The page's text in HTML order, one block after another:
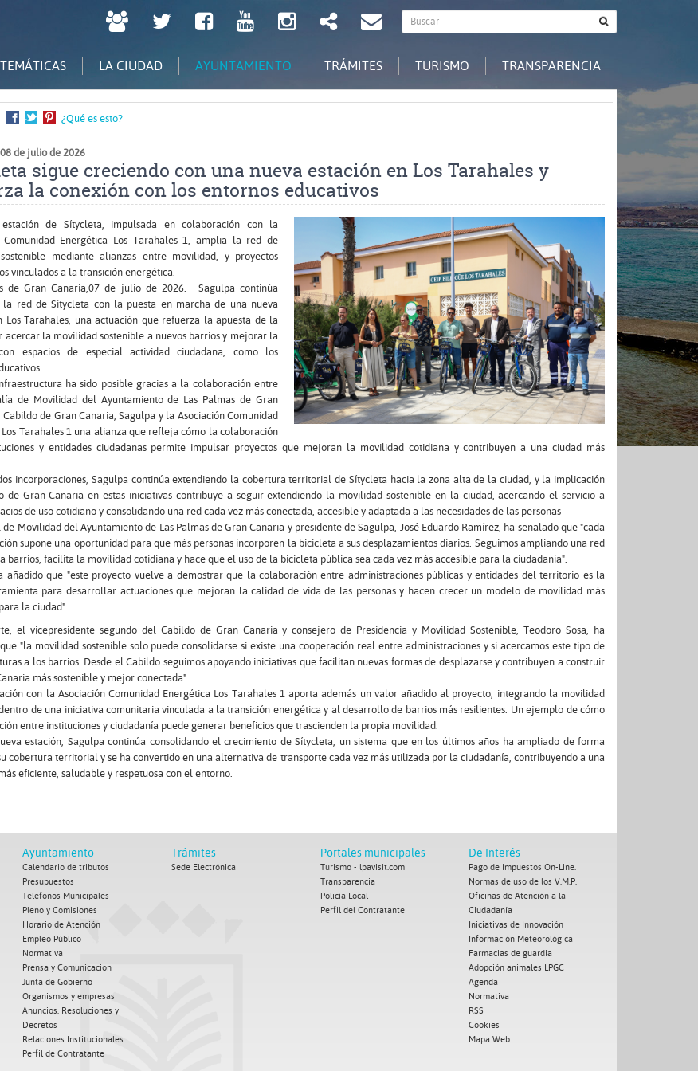
Buscador
general
Buscar
LPGCTwitterFacebook
YoutubeInstagram
Redes
Sociales
Contacto
LA CIUDAD AYUNTAMIENTO TRÁMITES TURISMO TRANSPARENCIA
¿Qué es esto?
de julio de 2026
sigue creciendo con una nueva estación en Los Tarahales y
la conexión con los entornos educativos
de Sítycleta, impulsada en colaboración con la
Comunidad Energética Los Tarahales 1, amplia la red de
mediante alianzas entre movilidad, y proyectos
vinculados a la transición energética.
de Gran Canaria,07 de julio de 2026. Sagulpa continúa
la red de Sítycleta con la puesta en marcha de una nueva
Los Tarahales, una actuación que refuerza la apuesta de la
acercar la movilidad sostenible a nuevos barrios y mejorar la
espacios de especial actividad ciudadana, como los
ha sido posible gracias a la colaboración entre
de Movilidad del Ayuntamiento de Las Palmas de Gran
de Gran Canaria, Sagulpa y la Asociación Comunidad
Los Tarahales 1 una alianza que refleja cómo la colaboración
y entidades ciudadanas permite impulsar proyectos que mejoran la movilidad cotidiana y contribuyen a una ciudad más
incorporaciones, Sagulpa continúa extendiendo la cobertura territorial de Sítycleta hacia la zona alta de la ciudad, y la implicación
de Gran Canaria en estas iniciativas contribuye a seguir extendiendo la movilidad sostenible en la ciudad, acercando el servicio a
de uso cotidiano y consolidando una red cada vez más conectada, accesible y adaptada a las necesidades de las personas
de Movilidad del Ayuntamiento de Las Palmas de Gran Canaria y presidente de Sagulpa, José Eduardo Ramírez, ha señalado que "cada
supone una oportunidad para que más personas incorporen la bicicleta a sus desplazamientos diarios. Seguimos ampliando una red
barrios, facilita la movilidad cotidiana y hace que el uso de la bicicleta pública sea cada vez más accesible para la ciudadanía".
añadido que "este proyecto vuelve a demostrar que la colaboración entre administraciones públicas y entidades del territorio es la
para desarrollar actuaciones que mejoran la calidad de vida de las personas y hacen crecer un modelo de movilidad más
la ciudad".
el vicepresidente segundo del Cabildo de Gran Canaria y consejero de Presidencia y Movilidad Sostenible, Teodoro Sosa, ha
"la movilidad sostenible solo puede consolidarse si existe una cooperación real entre administraciones y si acercamos este tipo de
a los barrios. Desde el Cabildo seguimos apoyando iniciativas que facilitan nuevas formas de desplazarse y contribuyen a construir
más sostenible y mejor conectada".
con la Asociación Comunidad Energética Los Tarahales 1 aporta además un valor añadido al proyecto, integrando la movilidad
de una iniciativa comunitaria vinculada a la transición energética y al desarrollo de barrios más resilientes. Un ejemplo de cómo
entre instituciones y ciudadanía puede generar beneficios que trascienden la propia movilidad.
estación, Sagulpa continúa consolidando el crecimiento de Sítycleta, un sistema que en los últimos años ha ampliado de forma
cobertura territorial y se ha convertido en una alternativa de transporte cada vez más utilizada por la ciudadanía, contribuyendo a una
eficiente, saludable y respetuosa con el entorno.
Ayuntamiento
Calendario de tributos
Presupuestos
Telefonos Municipales
Pleno y Comisiones
Horario de Atención
Empleo Público
Normativa
Prensa y Comunicacion
Junta de Gobierno
Organismos y empresas
Anuncios, Resoluciones y
Decretos
Relaciones Institucionales
Perfil de Contratante
Trámites
Sede Electrónica
Portales municipales
Turismo - lpavisit.com
Transparencia
Policía Local
Perfil del Contratante
De Interés
Pago de Impuestos On-Line.
Normas de uso de los V.M.P.
Oficinas de Atención a la
Ciudadanía
Iniciativas de Innovación
Información Meteorológica
Farmacias de guardia
Adopción animales LPGC
Agenda
Normativa
RSS
Cookies
Mapa Web